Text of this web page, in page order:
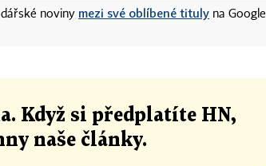
noviny mezi své oblíbené tituly na Google
Když si předplatíte HN,
naše články.